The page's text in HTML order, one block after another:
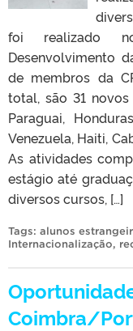
foi realizado
Desenvolvimento
de membros da
total, são 31
Paraguai,
Venezuela, Haiti,
As atividades
estágio até
diversos cursos, […]
Tags: alunos
Internacionalização,
Coimbra/